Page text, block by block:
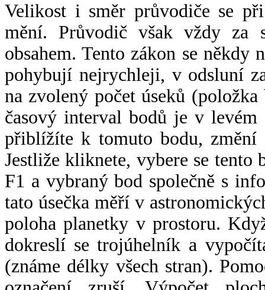
Velikost i směr průvodiče se
mění. Průvodič však vždy za
obsahem. Tento zákon se někdy
pohybují nejrychleji, v odsluní
na zvolený počet úseků
časový interval bodů je v
přiblížíte k tomuto bodu,
Jestliže kliknete, vybere se tento
F1 a vybraný bod společně s
tato úsečka měří v
poloha planetky v prostoru.
dokreslí se trojúhelník a
(známe délky všech stran).